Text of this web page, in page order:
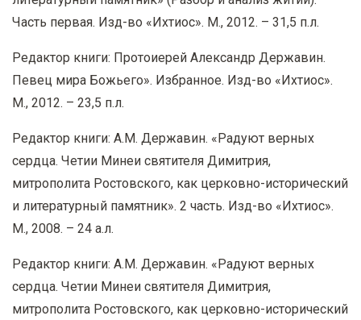
Часть первая. Изд-во «Ихтиос». М., 2012. – 31,5 п.л.
Редактор книги: Протоиерей Александр Державин.
Певец мира Божьего». Избранное. Изд-во «Ихтиос».
М., 2012. – 23,5 п.л.
Редактор книги: А.М. Державин. «Радуют верных
сердца. Четии Минеи святителя Димитрия,
митрополита Ростовского, как церковно-исторический
и литературный памятник». 2 часть. Изд-во «Ихтиос».
М., 2008. – 24 а.л.
Редактор книги: А.М. Державин. «Радуют верных
сердца. Четии Минеи святителя Димитрия,
митрополита Ростовского, как церковно-исторический